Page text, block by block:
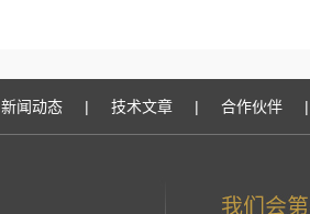
新闻动态 | 技术文章 | 合作伙伴 |